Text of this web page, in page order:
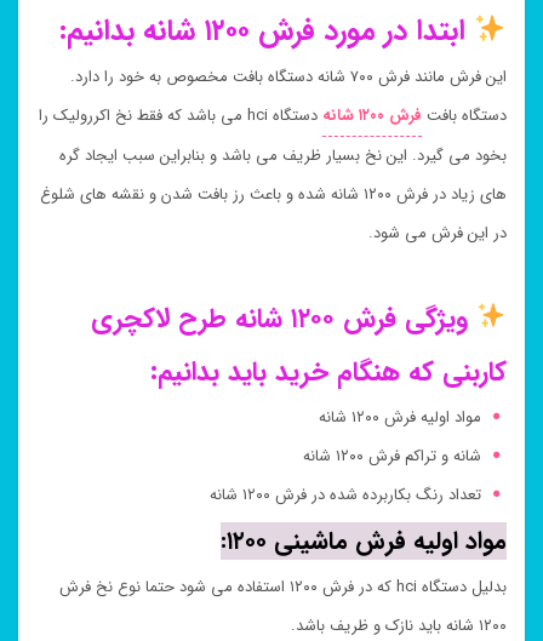
ابتدا در مورد فرش ۱۲۰۰ شانه بدانیم:
این فرش مانند فرش ۷۰۰ شانه دستگاه بافت مخصوص به خود را دارد.
دستگاه بافت فرش ۱۲۰۰ شانه
دستگاه hci می باشد که فقط نخ اکررولیک را
بخود می گیرد. این نخ بسیار ظریف می باشد و بنابراین سبب ایجاد گره
های زیاد در فرش ۱۲۰۰ شانه شده و باعث رز بافت شدن و نقشه های شلوغ
در این فرش می شود.
ویژگی فرش ۱۲۰۰ شانه طرح لاکچری
کاربنی که هنگام خرید باید بدانیم:
مواد اولیه فرش ۱۲۰۰ شانه
شانه و تراکم فرش ۱۲۰۰ شانه
تعداد رنگ بکاربرده شده در فرش ۱۲۰۰ شانه
مواد اولیه فرش ماشینی ۱۲۰۰:
بدلیل دستگاه hci که در فرش ۱۲۰۰ استفاده می شود حتما نوع نخ فرش
۱۲۰۰ شانه باید نازک و ظریف باشد.